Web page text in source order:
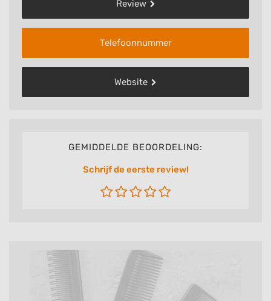
Review
Telefoonnummer
Website
GEMIDDELDE BEOORDELING:
Schrijf de eerste review!